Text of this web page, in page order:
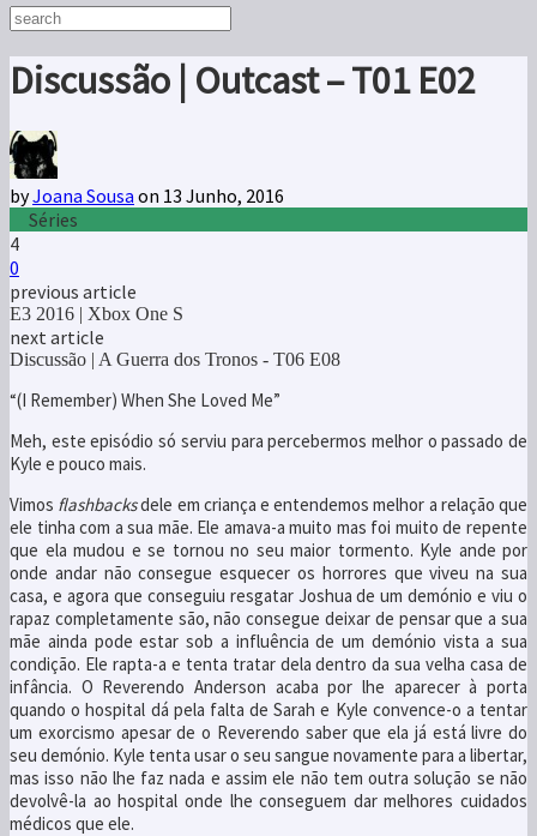
Discussão | Outcast – T01 E02
byJoana Sousa on 13 Junho, 2016
Séries
4
0
previous article
E3 2016 | Xbox One S
next article
Discussão | A Guerra dos Tronos - T06 E08
“(I Remember) When She Loved Me”
Meh, este episódio só serviu para percebermos melhor o passado de
Kyle e pouco mais.
Vimos flashbacksdele em criança e entendemos melhor a relação que
ele tinha com a sua mãe. Ele amava-a muito mas foi muito de repente
que ela mudou e se tornou no seu maior tormento. Kyle ande por
onde andar não consegue esquecer os horrores que viveu na sua
casa, e agora que conseguiu resgatar Joshua de um demónio e viu o
rapaz completamente são, não consegue deixar de pensar que a sua
mãe ainda pode estar sob a influência de um demónio vista a sua
condição. Ele rapta-a e tenta tratar dela dentro da sua velha casa de
infância. O Reverendo Anderson acaba por lhe aparecer à porta
quando o hospital dá pela falta de Sarah e Kyle convence-o a tentar
um exorcismo apesar de o Reverendo saber que ela já está livre do
seu demónio. Kyle tenta usar o seu sangue novamente para a libertar,
mas isso não lhe faz nada e assim ele não tem outra solução se não
devolvê-la ao hospital onde lhe conseguem dar melhores cuidados
médicos que ele.